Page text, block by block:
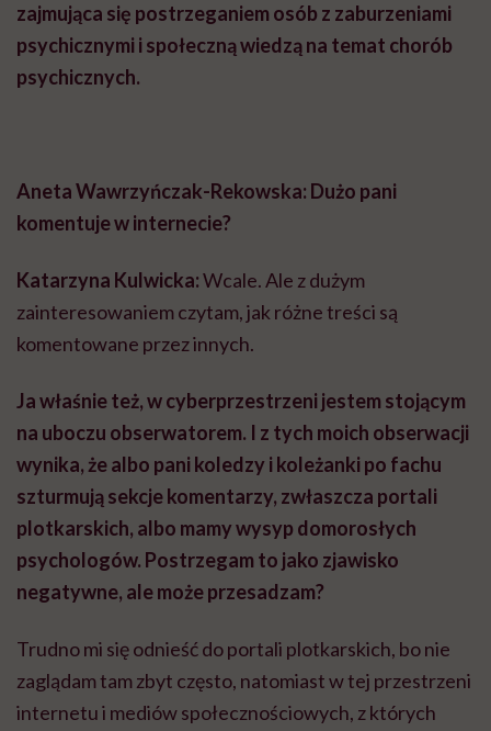
zajmująca się postrzeganiem osób z zaburzeniami
psychicznymi i społeczną wiedzą na temat chorób
psychicznych.
Aneta Wawrzyńczak-Rekowska: Dużo pani
komentuje w internecie?
Katarzyna Kulwicka:Wcale. Ale z dużym
zainteresowaniem czytam, jak różne treści są
komentowane przez innych.
Ja właśnie też, w cyberprzestrzeni jestem stojącym
na uboczu obserwatorem. I z tych moich obserwacji
wynika, że albo pani koledzy i koleżanki po fachu
szturmują sekcje komentarzy, zwłaszcza portali
plotkarskich, albo mamy wysyp domorosłych
psychologów. Postrzegam to jako zjawisko
negatywne, ale może przesadzam?
Trudno mi się odnieść do portali plotkarskich, bo nie
zaglądam tam zbyt często, natomiast w tej przestrzeni
internetu i mediów społecznościowych, z których